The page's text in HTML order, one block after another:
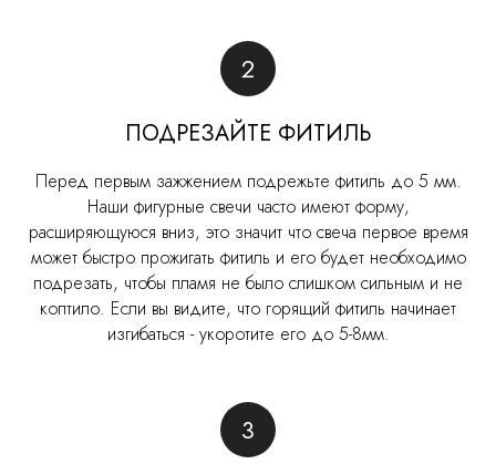
ПОДРЕЗАЙТЕ ФИТИЛЬ
Перед первым зажжением подрежьте фитиль до 5 мм.
Наши фигурные свечи часто имеют форму,
расширяющуюся вниз, это значит что свеча первое время
может быстро прожигать фитиль и его будет необходимо
подрезать, чтобы пламя не было слишком сильным и не
коптило. Если вы видите, что горящий фитиль начинает
изгибаться - укоротите его до 5-8мм.